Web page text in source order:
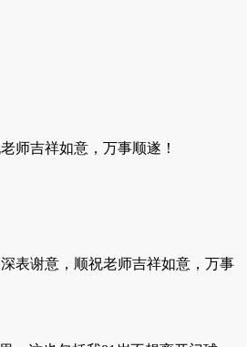
师吉祥如意，万事顺遂！
表谢意，顺祝老师吉祥如意，万事